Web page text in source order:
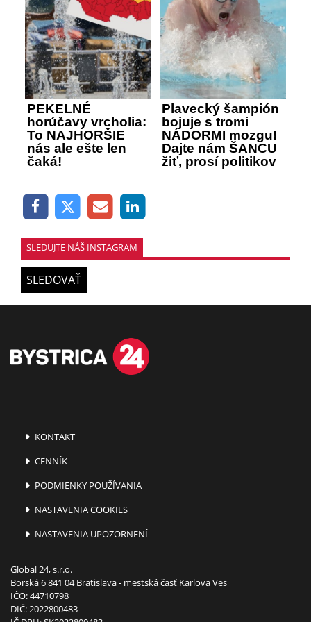
PEKELNÉ
horúčavy vrcholia:
To NAJHORŠIE
nás ale ešte len
čaká!
Plavecký šampión
bojuje s tromi
NÁDORMI mozgu!
Dajte nám ŠANCU
žiť, prosí politikov
SLEDUJTE NÁŠ INSTAGRAM
SLEDOVAŤ
KONTAKT
CENNÍK
PODMIENKY POUŽÍVANIA
NASTAVENIA COOKIES
NASTAVENIA UPOZORNENÍ
Global 24, s.r.o.
Borská 6 841 04 Bratislava - mestská časť Karlova Ves
IČO: 44710798
DIČ: 2022800483